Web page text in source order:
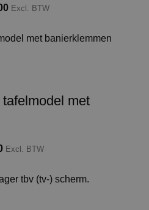
Excl. BTW
met
Excl. BTW